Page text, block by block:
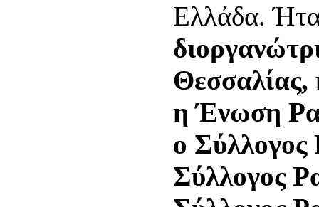
Ελλάδα.
η Ένωση
ο Σύλλογος
Σύλλογος